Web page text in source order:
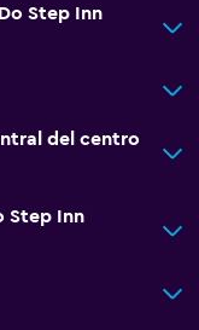
Step Inn
del centro
Step Inn